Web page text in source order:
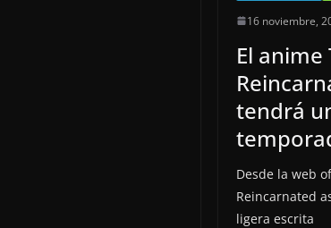
16 noviembre,
El anime
tendrá
Desde la web
Reincarnated
ligera escrita